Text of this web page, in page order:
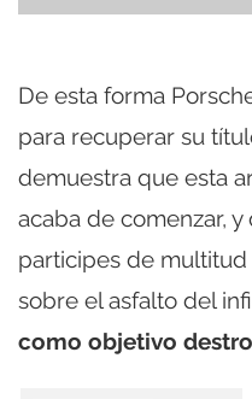
De esta forma
para recuperar su
demuestra que esta
acaba de comenzar,
participes de
sobre el asfalto del
como objetivo